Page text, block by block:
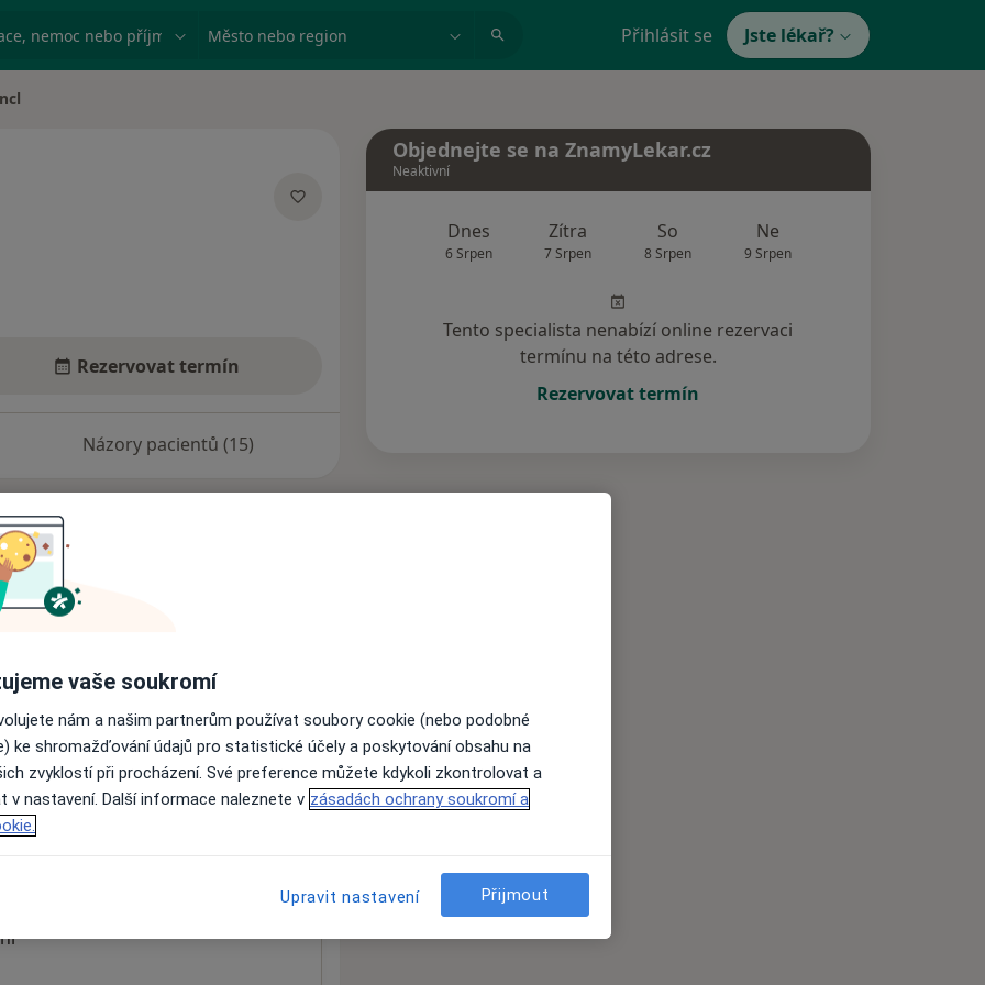
nemoc nebo příjmení Město nebo region Přihlásit se Jste lékař?
Rezervovat termín
Názory pacientů (15)
nejsou k dispozici
informace o svých službách.
Objednejte se na ZnamyLekar.cz
Neaktivní
Dnes
6 Srpen
Zítra
7 Srpen
So
8 Srpen
Ne
9 Srpen
Tento specialista nenabízí online rezervaci
termínu na této adrese.
Rezervovat termín
vaše soukromí
nám a našim partnerům používat soubory cookie (nebo podobné
ke shromažďování údajů pro statistické účely a poskytování obsahu na
zvyklostí při procházení. Své preference můžete kdykoli zkontrolovat a
v nastavení. Další informace naleznete v zásadách ochrany soukromí a
Upravit nastavení Přijmout